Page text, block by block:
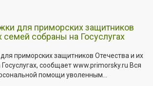
для приморских защитников
семей собраны на Госуслугах
приморских защитников Отечества и их
сообщает www.primorsky.ru Вся
помощи уволенным...